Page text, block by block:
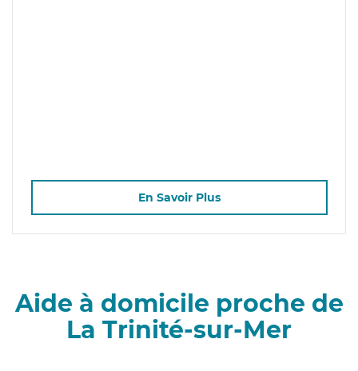
En Savoir Plus
Aide à domicile proche de
La Trinité-sur-Mer